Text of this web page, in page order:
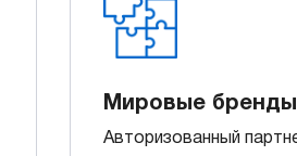
Мировые бренды
Авторизованный